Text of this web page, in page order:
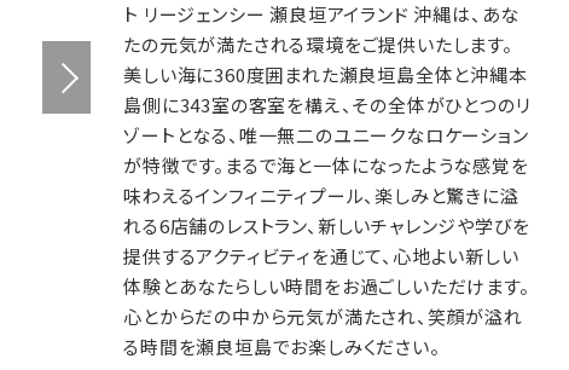
ト リージェンシー 瀬良垣アイランド 沖縄は、あな
たの元気が満たされる環境をご提供いたします。
美しい海に360度囲まれた瀬良垣島全体と沖縄本
島側に343室の客室を構え、その全体がひとつのリ
ゾートとなる、唯一無二のユニークなロケーション
が特徴です。まるで海と一体になったような感覚を
味わえるインフィニティプール、楽しみと驚きに溢
れる6店舗のレストラン、新しいチャレンジや学びを
提供するアクティビティを通じて、心地よい新しい
体験とあなたらしい時間をお過ごしいただけます。
心とからだの中から元気が満たされ、笑顔が溢れ
る時間を瀬良垣島でお楽しみください。